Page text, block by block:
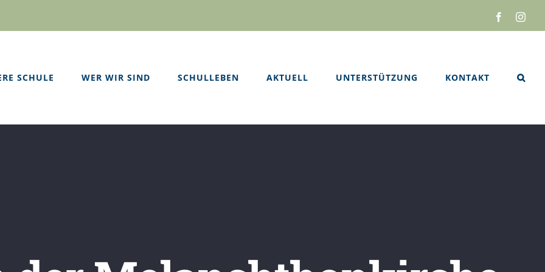
Facebook
SCHULE WER WIR SIND SCHULLEBEN AKTUELL UNTERSTÜTZUNG KONTAKT